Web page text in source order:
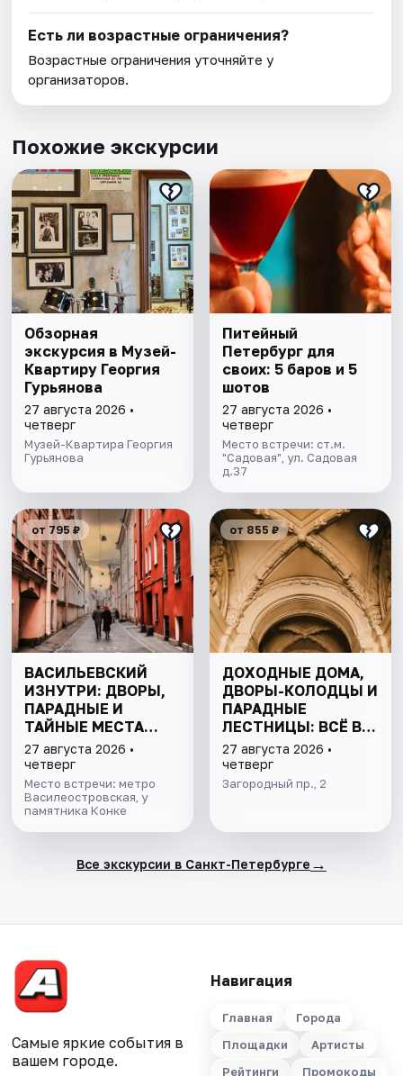
Есть ли возрастные ограничения?
Возрастные ограничения уточняйте у
организаторов.
Похожие экскурсии
Обзорная
экскурсия в Музей-
Квартиру Георгия
Гурьянова
27 августа 2026 •
четверг
Музей-Квартира Георгия
Гурьянова
Питейный
Петербург для
своих: 5 баров и 5
шотов
27 августа 2026 •
четверг
Место встречи: ст.м.
"Садовая", ул. Садовая
д.37
от 795 ₽
ВАСИЛЬЕВСКИЙ
ИЗНУТРИ: ДВОРЫ,
ПАРАДНЫЕ И
ТАЙНЫЕ МЕСТА
ОСТРОВА
27 августа 2026 •
четверг
Место встречи: метро
Василеостровская, у
памятника Конке
от 855 ₽
ДОХОДНЫЕ ДОМА,
ДВОРЫ-КОЛОДЦЫ И
ПАРАДНЫЕ
ЛЕСТНИЦЫ: ВСЁ В
ОДНОЙ ПРОГУЛКЕ
27 августа 2026 •
четверг
Загородный пр., 2
Все экскурсии в Санкт-Петербурге →
Самые яркие события в
вашем городе.
Навигация
Главная
Города
Площадки
Артисты
Рейтинги
Промокоды